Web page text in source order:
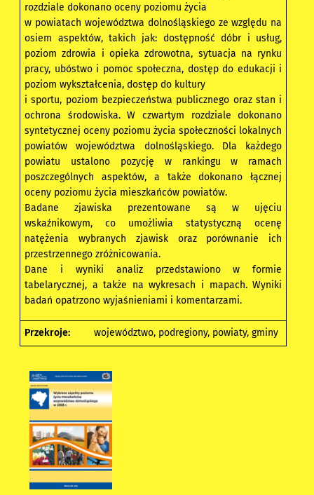
rozdziale dokonano oceny poziomu życia
w powiatach województwa dolnośląskiego ze względu na
osiem aspektów, takich jak: dostępność dóbr i usług,
poziom zdrowia i opieka zdrowotna, sytuacja na rynku
pracy, ubóstwo i pomoc społeczna, dostęp do edukacji i
poziom wykształcenia, dostęp do kultury
i sportu, poziom bezpieczeństwa publicznego oraz stan i
ochrona środowiska. W czwartym rozdziale dokonano
syntetycznej oceny poziomu życia społeczności lokalnych
powiatów województwa dolnośląskiego. Dla każdego
powiatu ustalono pozycję w rankingu w ramach
poszczególnych aspektów, a także dokonano łącznej
oceny poziomu życia mieszkańców powiatów.
Badane zjawiska prezentowane są w ujęciu
wskaźnikowym, co umożliwia statystyczną ocenę
natężenia wybranych zjawisk oraz porównanie ich
przestrzennego zróżnicowania.
Dane i wyniki analiz przedstawiono w formie
tabelarycznej, a także na wykresach i mapach. Wyniki
badań opatrzono wyjaśnieniami i komentarzami.
Przekroje: województwo, podregiony, powiaty, gminy